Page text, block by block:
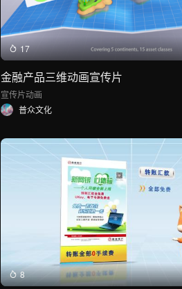
17
金融产品三维动画宣传片
宣传片动画
普众文化
8